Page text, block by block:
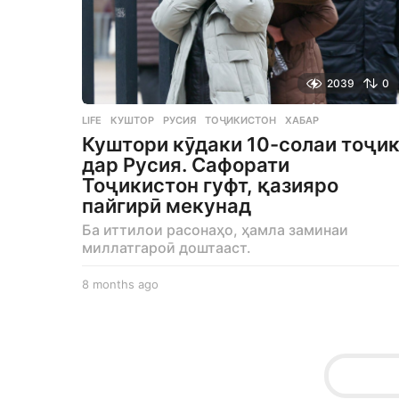
2039 0
LIFE КУШТОР ,РУСИЯ ,ТОҶИКИСТОН ,ХАБАР
Куштори кӯдаки 10-солаи тоҷик
дар Русия. Сафорати
Тоҷикистон гуфт, қазияро
пайгирӣ мекунад
Ба иттилои расонаҳо, ҳамла заминаи
миллатгароӣ доштааст.
8 months ago